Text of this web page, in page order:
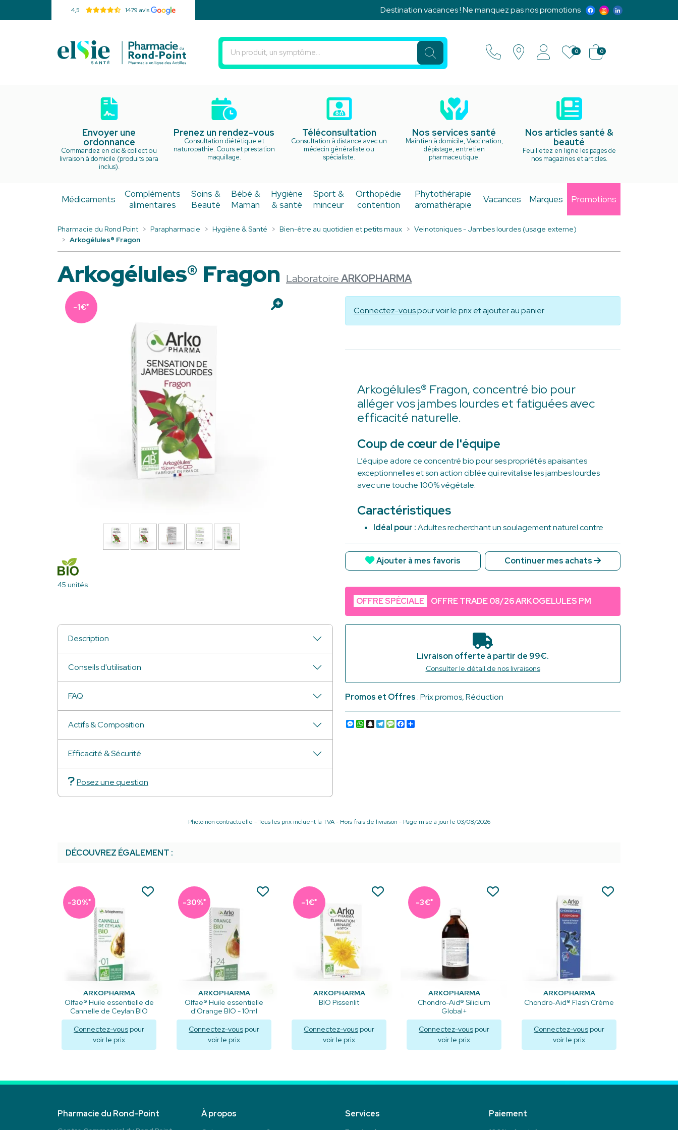
Destination vacances ! Ne manquez pas nos promotions exclusives et notre programme
4,5 1479 avis
Pharmacie du Rond Point Votre pharmacie en ligne à votre service
0 0
Envoyer une
ordonnance
Commandez en clic & collect ou
livraison à domicile (produits para
inclus).
Prenez un rendez-vous
Consultation diététique et
naturopathie. Cours et prestation
maquillage.
Téléconsultation
Consultation à distance avec un
médecin généraliste ou
spécialiste.
Nos services santé
Maintien à domicile, Vaccination,
dépistage, entretien
pharmaceutique.
Nos articles santé &
beauté
Feuilletez en ligne les pages de
nos magazines et articles.
Médicaments
Compléments
alimentaires
Soins &
Beauté
Bébé &
Maman
Hygiène
& santé
Sport &
minceur
Orthopédie
contention
Phytothérapie
aromathérapie
Vacances Marques Promotions
Pharmacie du Rond Point Parapharmacie Hygiène & Santé Bien-être au quotidien et petits maux
Veinotoniques - Jambes lourdes (usage externe)
Arkogélules® Fragon
Arkogélules® Fragon LaboratoireARKOPHARMA
-1€*
45 unités
Connectez-vouspour voir le prix et ajouter au panier
Arkogélules® Fragon, concentré bio pour
alléger vos jambes lourdes et fatiguées avec
efficacité naturelle.
Coup de cœur de l'équipe
L’équipe adore ce concentré bio pour ses propriétés apaisantes
exceptionnelles et son action ciblée qui revitalise les jambes lourdes
avec une touche 100% végétale.
Caractéristiques
Idéal pour :Adultes recherchant un soulagement naturel contre
Usage idéal :
Texture : Gélules végétales faciles à avaler, parfaites pour une
Format :Flacon pratique, idéal pour un usage régulier et
nomade, assurant fraîcheur et longévité au produit.
Ajouter à mes favoris Continuer mes achats
OFFRE SPÉCIALE OFFRE TRADE 08/26 ARKOGELULES PM
Description
Conseils d'utilisation
FAQ
Actifs & Composition
Efficacité & Sécurité
Posez une question
Livraison offerte à partir de 99€.
Consulter le détail de nos livraisons
Promos et Offres : Prix promos, Réduction
Messenger
WhatsApp
Snapchat
Telegram
Message
Facebook
Photo non contractuelle - Tous les prix incluent la TVA - Hors frais de livraison - Page mise à jour le 03/08/2026
DÉCOUVREZ ÉGALEMENT :
-30%*
ARKOPHARMA
Olfae® Huile essentielle de
Cannelle de Ceylan BIO
Connectez-vous pour
voir le prix
-30%*
ARKOPHARMA
Olfae® Huile essentielle
d'Orange BIO - 10ml
Connectez-vous pour
voir le prix
-1€*
ARKOPHARMA
BIO Pissenlit
Connectez-vous pour
voir le prix
-3€*
ARKOPHARMA
Chondro-Aid® Silicium
Global+
Connectez-vous pour
voir le prix
ARKOPHARMA
Chondro-Aid® Flash Crème
Connectez-vous pour
voir le prix
Pharmacie du Rond-Point À propos Services Paiement